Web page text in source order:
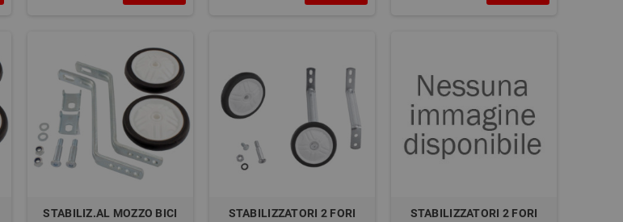
STABILIZ.AL MOZZO BICI
STABILIZZATORI 2 FORI
STABILIZZATORI 2 FORI